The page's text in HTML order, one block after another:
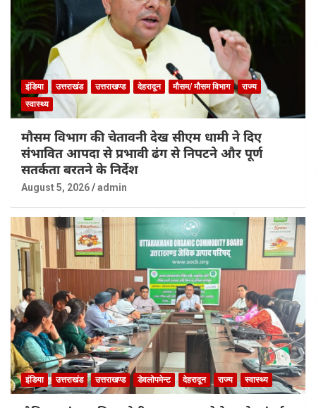
इंडिया उत्तराखंड उत्तराखण्ड देहरादून मौसम/ मौसम विभाग
राज्य
स्वास्थ्य
मौसम विभाग की चेतावनी देख सीएम धामी ने दिए
संभावित आपदा से प्रभावी ढंग से निपटने और पूर्ण
सतर्कता बरतने के निर्देश
August 5, 2026 admin
इंडिया उत्तराखंड उत्तराखण्ड डेवलोपमेन्ट देहरादून राज्य स्वास्थ्य